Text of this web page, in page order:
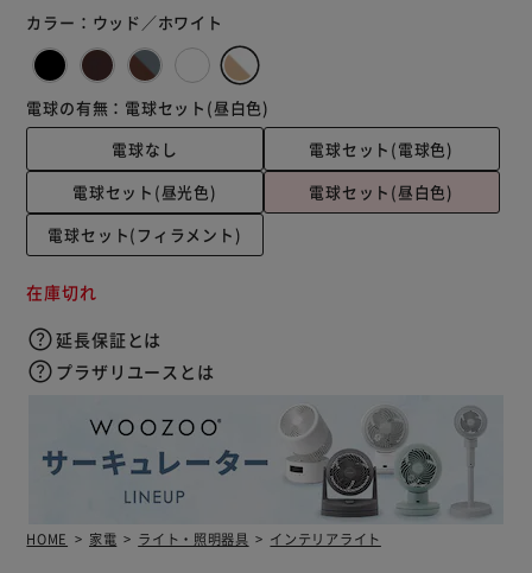
カラー： ウッド／ホワイト
電球の有無： 電球セット(昼白色)
電球なし
電球セット(電球色)
電球セット(昼光色)
電球セット(昼白色)
電球セット(フィラメント)
在庫切れ
延長保証とは
プラザリユースとは
HOME 家電 ライト・照明器具 インテリアライト